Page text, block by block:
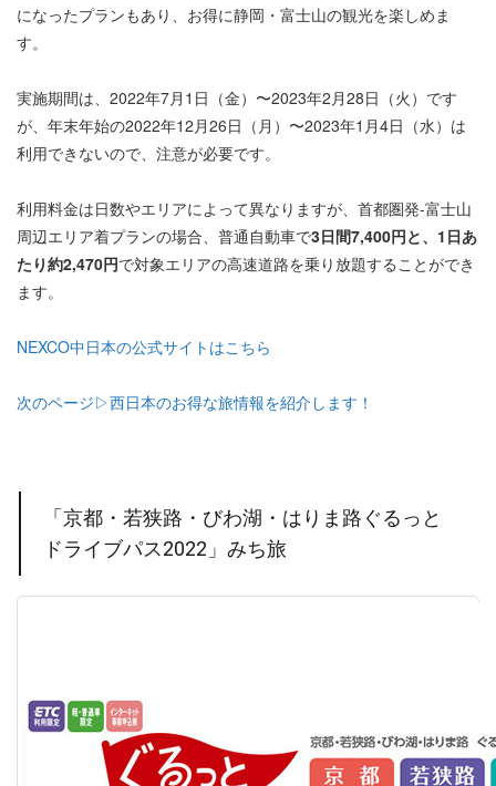
になったプランもあり、お得に静岡・富士山の観光を楽しめま
す。
実施期間は、2022年7月1日（金）〜2023年2月28日（火）です
が、年末年始の2022年12月26日（月）〜2023年1月4日（水）は
利用できないので、注意が必要です。
利用料金は日数やエリアによって異なりますが、首都圏発-富士山
周辺エリア着プランの場合、普通自動車で3日間7,400円と、1日あ
たり約2,470円で対象エリアの高速道路を乗り放題することができ
ます。
NEXCO中日本の公式サイトはこちら
次のページ▷西日本のお得な旅情報を紹介します！
「京都・若狭路・びわ湖・はりま路ぐるっと
ドライブパス2022」みち旅